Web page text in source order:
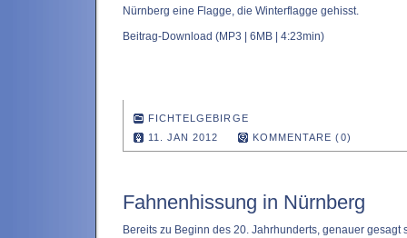
Nürnberg eine Flagge, die Winterflagge gehisst.
Beitrag-Download (MP3 | 6MB | 4:23min)
FICHTELGEBIRGE
11. JAN 2012
KOMMENTARE (0)
Fahnenhissung in Nürnberg
Bereits zu Beginn des 20. Jahrhunderts, genauer gesagt